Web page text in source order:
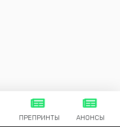
ПРЕПРИНТЫ АНОНСЫ